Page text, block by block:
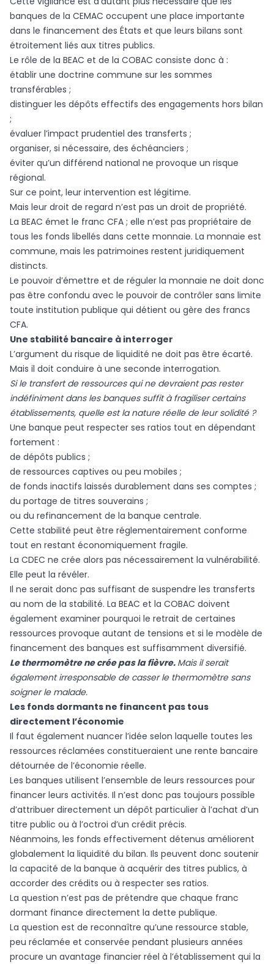
banques de la CEMAC occupent une place importante
dans le financement des États et que leurs bilans sont
étroitement liés aux titres publics.
Le rôle de la BEAC et de la COBAC consiste donc à :
établir une doctrine commune sur les sommes
transférables ;
distinguer les dépôts effectifs des engagements hors bilan
;
évaluer l’impact prudentiel des transferts ;
organiser, si nécessaire, des échéanciers ;
éviter qu’un différend national ne provoque un risque
régional.
Sur ce point, leur intervention est légitime.
Mais leur droit de regard n’est pas un droit de propriété.
La BEAC émet le franc CFA ; elle n’est pas propriétaire de
tous les fonds libellés dans cette monnaie. La monnaie est
commune, mais les patrimoines restent juridiquement
distincts.
Le pouvoir d’émettre et de réguler la monnaie ne doit donc
pas être confondu avec le pouvoir de contrôler sans limite
toute institution publique qui détient ou gère des francs
CFA.
Une stabilité bancaire à interroger
L’argument du risque de liquidité ne doit pas être écarté.
Mais il doit conduire à une seconde interrogation.
Si le transfert de ressources qui ne devraient pas rester
indéfiniment dans les banques suffit à fragiliser certains
établissements, quelle est la nature réelle de leur solidité ?
Une banque peut respecter ses ratios tout en dépendant
fortement :
de dépôts publics ;
de ressources captives ou peu mobiles ;
de fonds inactifs laissés durablement dans ses comptes ;
du portage de titres souverains ;
ou du refinancement de la banque centrale.
Cette stabilité peut être réglementairement conforme
tout en restant économiquement fragile.
La CDEC ne crée alors pas nécessairement la vulnérabilité.
Elle peut la révéler.
Il ne serait donc pas suffisant de suspendre les transferts
au nom de la stabilité. La BEAC et la COBAC doivent
également examiner pourquoi le retrait de certaines
ressources provoque autant de tensions et si le modèle de
financement des banques est suffisamment diversifié.
Le thermomètre ne crée pas la fièvre. Mais il serait
également irresponsable de casser le thermomètre sans
soigner le malade.
Les fonds dormants ne financent pas tous
directement l’économie
Il faut également nuancer l’idée selon laquelle toutes les
ressources réclamées constitueraient une rente bancaire
détournée de l’économie réelle.
Les banques utilisent l’ensemble de leurs ressources pour
financer leurs activités. Il n’est donc pas toujours possible
d’attribuer directement un dépôt particulier à l’achat d’un
titre public ou à l’octroi d’un crédit précis.
Néanmoins, les fonds effectivement détenus améliorent
globalement la liquidité du bilan. Ils peuvent donc soutenir
la capacité de la banque à acquérir des titres publics, à
accorder des crédits ou à respecter ses ratios.
La question n’est pas de prétendre que chaque franc
dormant finance directement la dette publique.
La question est de reconnaître qu’une ressource stable,
peu réclamée et conservée pendant plusieurs années
procure un avantage financier réel à l’établissement qui la